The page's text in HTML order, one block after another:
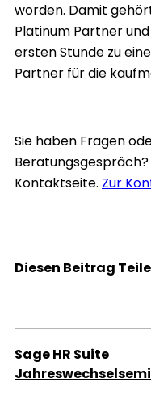
worden. Damit
Platinum Partner
ersten Stunde zu
Partner für die
Sie haben Fragen
Kontaktseite. Zur
Diesen Beitrag
Sage HR Suite